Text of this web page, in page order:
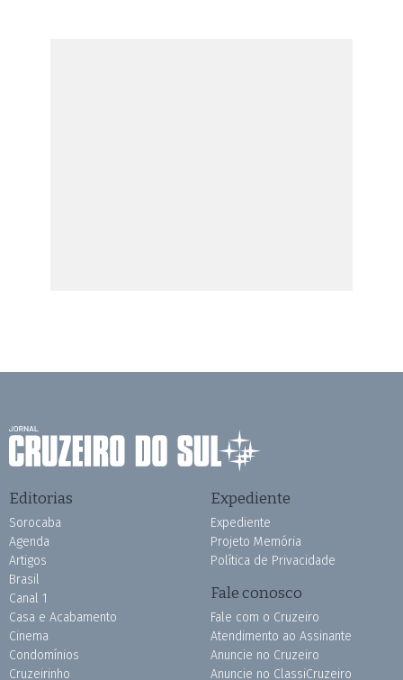
Editorias
Sorocaba
Agenda
Artigos
Brasil
Canal 1
Casa e Acabamento
Cinema
Condomínios
Cruzeirinho
Expediente
Expediente
Projeto Memória
Política de Privacidade
Fale conosco
Fale com o Cruzeiro
Atendimento ao Assinante
Anuncie no Cruzeiro
Anuncie no ClassiCruzeiro